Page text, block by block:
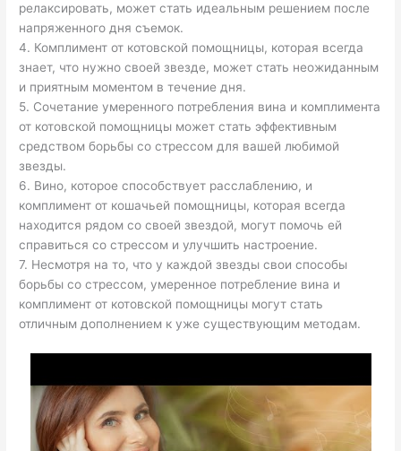
релаксировать, может стать идеальным решением после
напряженного дня съемок.
4. Комплимент от котовской помощницы, которая всегда
знает, что нужно своей звезде, может стать неожиданным
и приятным моментом в течение дня.
5. Сочетание умеренного потребления вина и комплимента
от котовской помощницы может стать эффективным
средством борьбы со стрессом для вашей любимой
звезды.
6. Вино, которое способствует расслаблению, и
комплимент от кошачьей помощницы, которая всегда
находится рядом со своей звездой, могут помочь ей
справиться со стрессом и улучшить настроение.
7. Несмотря на то, что у каждой звезды свои способы
борьбы со стрессом, умеренное потребление вина и
комплимент от котовской помощницы могут стать
отличным дополнением к уже существующим методам.